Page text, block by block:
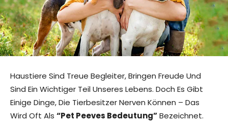
Haustiere Sind Treue Begleiter, Bringen Freude Und
Sind Ein Wichtiger Teil Unseres Lebens. Doch Es Gibt
Einige Dinge, Die Tierbesitzer Nerven Können – Das
Wird Oft Als “Pet Peeves Bedeutung”Bezeichnet.